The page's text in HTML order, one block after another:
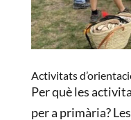
Activitats
Per què les
per a primària?